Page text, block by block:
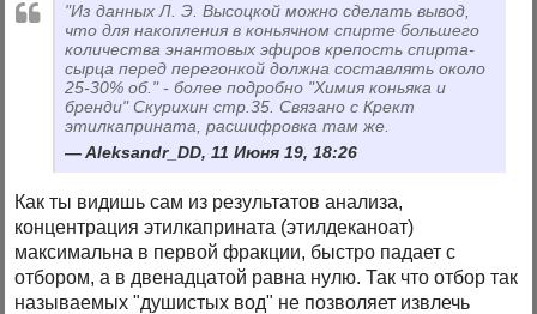
"Из данных Л. Э. Высоцкой можно сделать вывод,
что для накопления в коньячном спирте большего
количества энантовых эфиров крепость спирта-
сырца перед перегонкой должна составлять около
25-30% об." - более подробно "Химия коньяка и
бренди" Скурихин стр.35. Связано с Крект
этилкаприната, расшифровка там же.
Aleksandr_DD, 11 Июня 19, 18:26
Как ты видишь сам из результатов анализа,
концентрация этилкаприната (этилдеканоат)
максимальна в первой фракции, быстро падает с
отбором, а в двенадцатой равна нулю. Так что отбор так
называемых "душистых вод" не позволяет извлечь